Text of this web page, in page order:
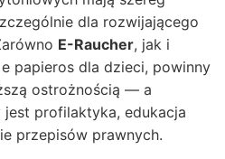
dla rozwijającego
E-Raucher, jak i
papieros dla dzieci, powinny
ostrożnością — a
profilaktyka, edukacja
przepisów prawnych.